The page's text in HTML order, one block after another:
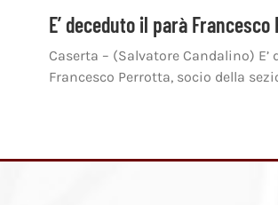
E’ deceduto il parà
Caserta – (Salvatore Candalino) E’
Francesco Perrotta, socio della